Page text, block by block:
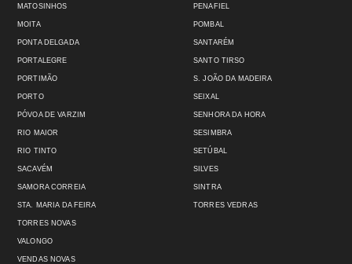
MATOSINHOS
MOITA
PENAFIEL
POMBAL
PONTA DELGADA
PORTALEGRE
PORTIMÃO
PORTO
PÓVOA DE VARZIM
RIO MAIOR
RIO TINTO
SACAVÉM
SAMORA CORREIA
STA. MARIA DA FEIRA
SANTARÉM
SANTO TIRSO
S. JOÃO DA MADEIRA
SEIXAL
SENHORA DA HORA
SESIMBRA
SETÚBAL
SILVES
SINTRA
TORRES VEDRAS
TORRES NOVAS
VALONGO
VENDAS NOVAS